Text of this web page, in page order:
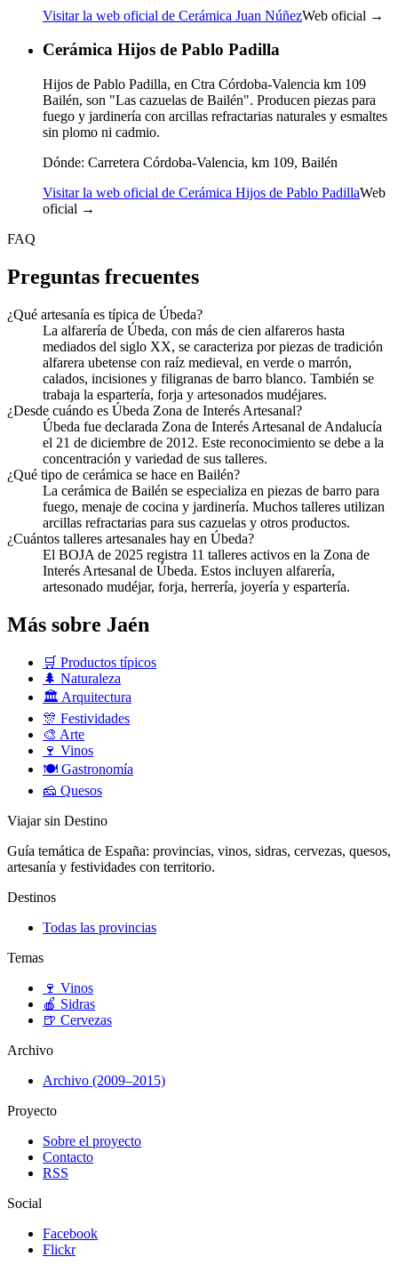
Visitar la web oficial de Cerámica Juan NúñezWeb oficial →
Cerámica Hijos de Pablo Padilla
Hijos de Pablo Padilla, en Ctra Córdoba-Valencia km 109
Bailén, son "Las cazuelas de Bailén". Producen piezas para
fuego y jardinería con arcillas refractarias naturales y esmaltes
sin plomo ni cadmio.
Dónde: Carretera Córdoba-Valencia, km 109, Bailén
Visitar la web oficial de Cerámica Hijos de Pablo PadillaWeb
oficial →
FAQ
Preguntas frecuentes
¿Qué artesanía es típica de Úbeda?
La alfarería de Úbeda, con más de cien alfareros hasta
mediados del siglo XX, se caracteriza por piezas de tradición
alfarera ubetense con raíz medieval, en verde o marrón,
calados, incisiones y filigranas de barro blanco. También se
trabaja la espartería, forja y artesonados mudéjares.
¿Desde cuándo es Úbeda Zona de Interés Artesanal?
Úbeda fue declarada Zona de Interés Artesanal de Andalucía
el 21 de diciembre de 2012. Este reconocimiento se debe a la
concentración y variedad de sus talleres.
¿Qué tipo de cerámica se hace en Bailén?
La cerámica de Bailén se especializa en piezas de barro para
fuego, menaje de cocina y jardinería. Muchos talleres utilizan
arcillas refractarias para sus cazuelas y otros productos.
¿Cuántos talleres artesanales hay en Úbeda?
El BOJA de 2025 registra 11 talleres activos en la Zona de
Interés Artesanal de Úbeda. Estos incluyen alfarería,
artesonado mudéjar, forja, herrería, joyería y espartería.
Más sobre Jaén
🛒 Productos típicos
🌲 Naturaleza
🏛️ Arquitectura
🎊 Festividades
🎨 Arte
🍷 Vinos
🍽️ Gastronomía
🧀 Quesos
Viajar sin Destino
Guía temática de España: provincias, vinos, sidras, cervezas, quesos,
artesanía y festividades con territorio.
Destinos
Todas las provincias
Temas
🍷 Vinos
🍎 Sidras
🍺 Cervezas
Archivo
Archivo (2009–2015)
Proyecto
Sobre el proyecto
Contacto
RSS
Social
Facebook
Flickr